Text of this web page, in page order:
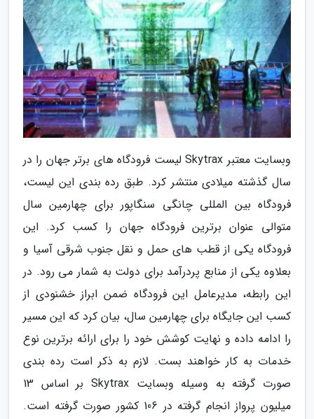
وبسایت معتبر Skytrax لیست فرودگاه های برتر جهان را در
سال گذشته میلادی منتشر کرد. طبق رده بندی این لیست،
فرودگاه بین المللی چانگی سنگاپور برای چهارمین سال
متوالی عنوان برترین فرودگاه جهان را کسب کرد. این
فرودگاه یکی از قطب های حمل و نقل جنوب شرقی آسیا و
بعلاوه یکی از منابع پردرآمد برای دولت به شمار می رود. در
این رابطه، مدیرعامل این فرودگاه ضمن ابراز خشنودی از
کسب این جایگاه برای چهارمین سال، بیان کرد که این مسیر
را ادامه داده و نهایت کوشش خود را برای ارائه برترین نوع
خدمات به کار خواهند بست. لازم به ذکر است رده بندی
صورت گرفته به وسیله وبسایت Skytrax بر اساس 13
میلیون پرواز انجام گرفته در 106 کشور صورت گرفته است.